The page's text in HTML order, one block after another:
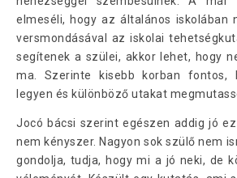
elmeséli, hogy az általános iskolában
versmondásával az iskolai
segítenek a szülei, akkor lehet, hogy
ma. Szerinte kisebb korban fontos,
legyen és különböző utakat
Jocó bácsi szerint egészen addig jó
nem kényszer. Nagyon sok szülő nem
gondolja, tudja, hogy mi a jó neki, de